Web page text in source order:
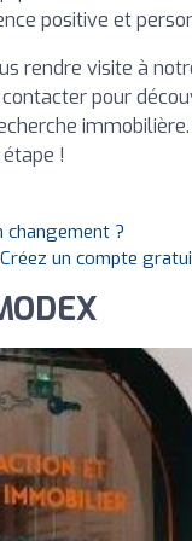
positive et
rendre visite à
contacter pour
!
changement ?
un compte